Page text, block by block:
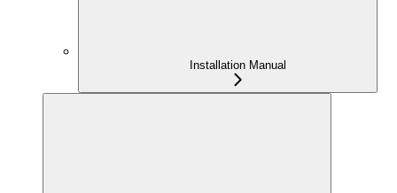
Installation Manual